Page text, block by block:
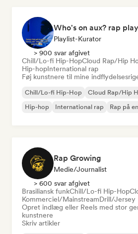
Who's on aux? rap
Playlist-Kurator
> 900 svar afgivet
Chill/Lo-fi Hip-HopCloud Rap/Hip
Hip-hopInternational rap
Føj kunstnere til mine
Chill/Lo-fi Hip-Hop Cloud Rap/Hip
Hip-hop
International rap Rap på
Rap Growing
Medie/journalist
> 600 svar afgivet
Brasiliansk funkChill/Lo-fi Hip-Hop
Kommerciel/MainstreamDrill/Jersey
Opret indlæg eller Reels med stor
kunstnere
Skriv artikler